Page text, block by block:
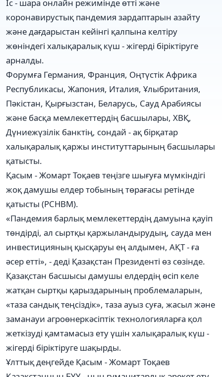
Іс - шара онлайн режимінде өтті және
коронавирустық пандемия зардаптарын азайту
және дағдарыстан кейінгі қалпына келтіру
жөніндегі халықаралық күш - жігерді біріктіруге
арналды.
Форумға Германия, Франция, Оңтүстік Африка
Республикасы, Жапония, Италия, Ұлыбритания,
Пәкістан, Қырғызстан, Беларусь, Сауд Арабиясы
және басқа мемлекеттердің басшылары, ХВҚ,
Дүниежүзілік банктің, сондай - ақ бірқатар
халықаралық қаржы институттарының басшылары
қатысты.
Қасым - Жомарт Тоқаев теңізге шығуға мүмкіндігі
жоқ дамушы елдер тобының төрағасы ретінде
қатысты (РСНВМ).
«Пандемия барлық мемлекеттердің дамуына қауіп
төндірді, ал сыртқы қаржыландырудың, сауда мен
инвестицияның қысқаруы ең алдымен, АҚТ - ға
әсер етті», - деді Қазақстан Президенті өз сөзінде.
Қазақстан басшысы дамушы елдердің өсіп келе
жатқан сыртқы қарыздарының проблемаларын,
«таза сандық теңсіздік», таза ауыз суға, жасыл және
заманауи агроөнеркәсіптік технологияларға қол
жеткізуді қамтамасыз ету үшін халықаралық күш -
жігерді біріктіруге шақырды.
Ұлттық деңгейде Қасым - Жомарт Тоқаев